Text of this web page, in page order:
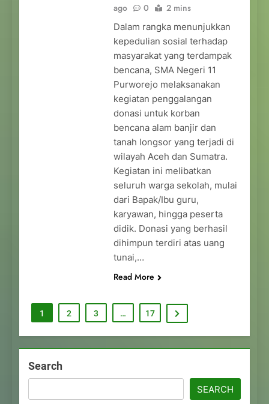
ago
0 2 mins
Dalam rangka menunjukkan
kepedulian sosial terhadap
masyarakat yang terdampak
bencana, SMA Negeri 11
Purworejo melaksanakan
kegiatan penggalangan
donasi untuk korban
bencana alam banjir dan
tanah longsor yang terjadi di
wilayah Aceh dan Sumatra.
Kegiatan ini melibatkan
seluruh warga sekolah, mulai
dari Bapak/Ibu guru,
karyawan, hingga peserta
didik. Donasi yang berhasil
dihimpun terdiri atas uang
tunai,…
Read More
1 2 3 … 17
Search
SEARCH